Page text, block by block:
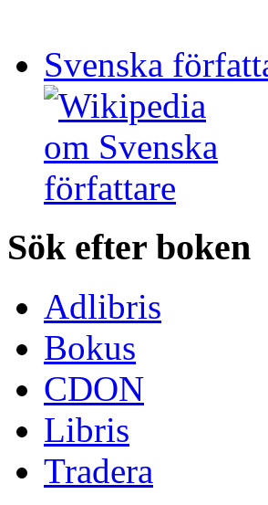
Svenska
Sök efter boken
Adlibris
Bokus
CDON
Libris
Tradera